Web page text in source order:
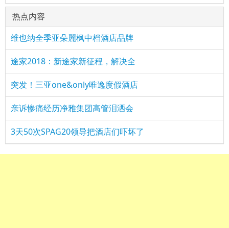
热点内容
维也纳全季亚朵麗枫中档酒店品牌
途家2018：新途家新征程，解决全
突发！三亚one&only唯逸度假酒店
亲诉惨痛经历净雅集团高管泪洒会
3天50次SPAG20领导把酒店们吓坏了